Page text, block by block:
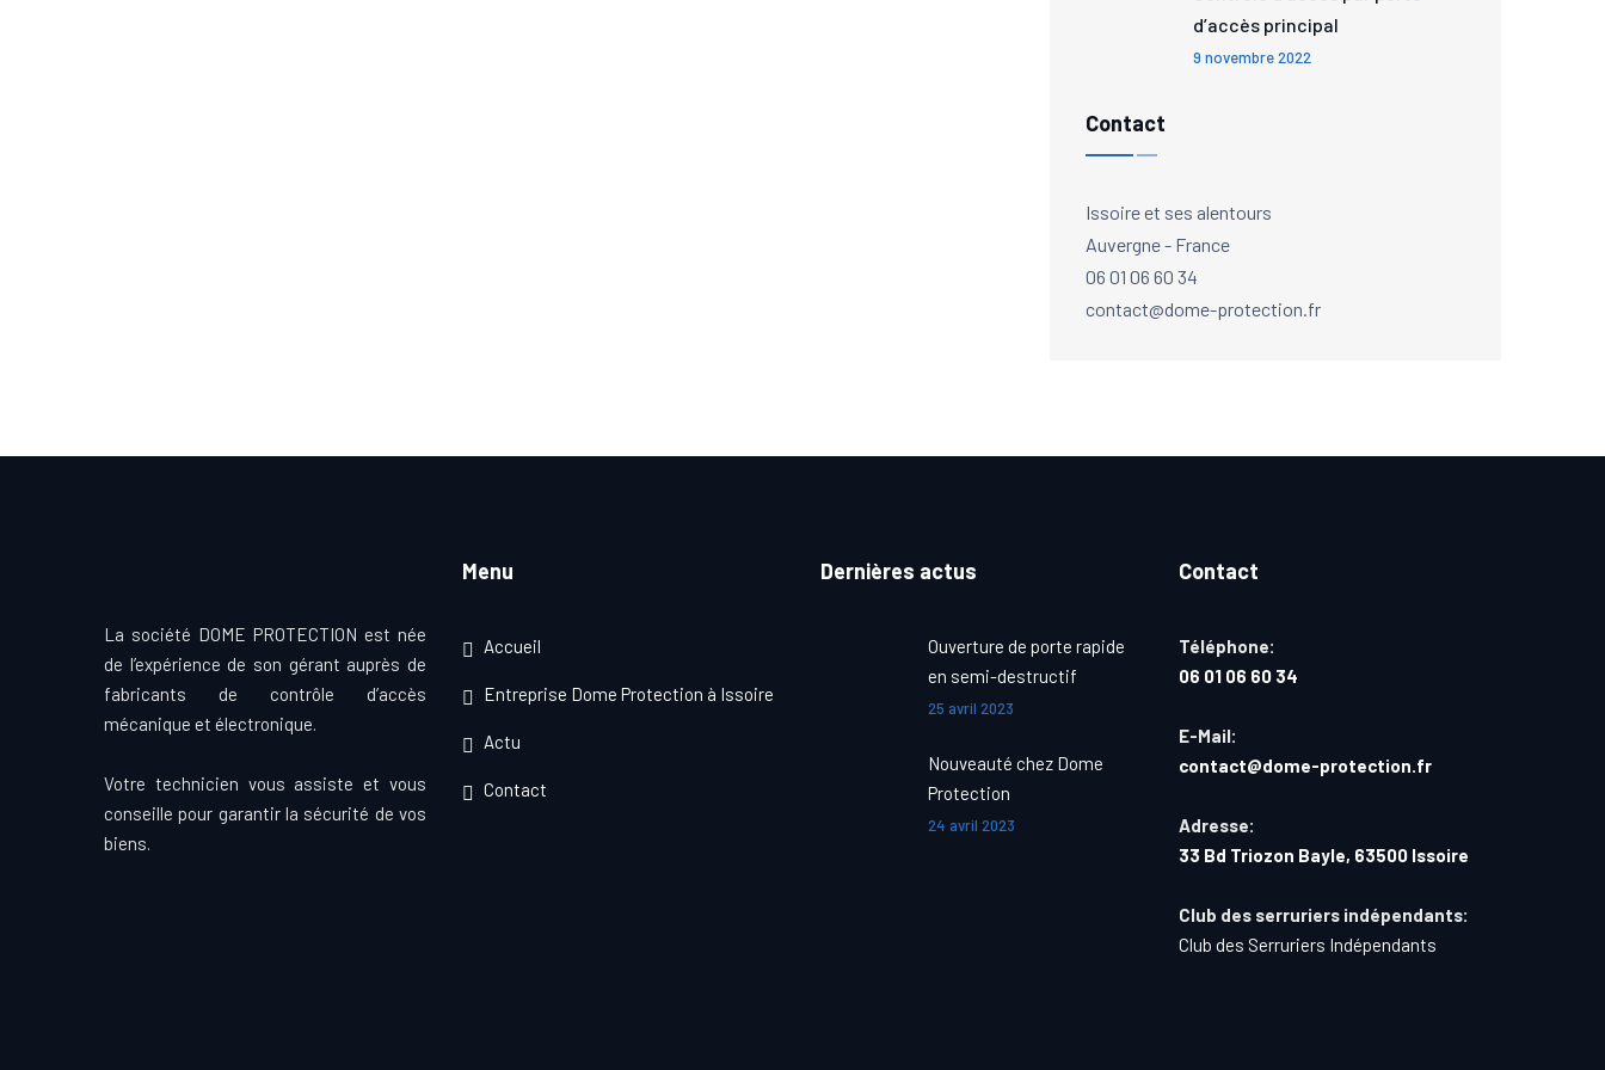
d’accès principal
9 novembre 2022
Contact
Issoire et ses alentours
Auvergne - France
06 01 06 60 34
contact@dome-protection.fr
La société DOME PROTECTION est née
de l’expérience de son gérant auprès de
fabricants de contrôle d’accès
mécanique et électronique.
Votre technicien vous assiste et vous
conseille pour garantir la sécurité de vos
biens.
Menu
Accueil
Entreprise Dome Protection à Issoire
Actu
Contact
Dernières actus
Ouverture de porte rapide
en semi-destructif
25 avril 2023
Nouveauté chez Dome
Protection
24 avril 2023
Contact
Téléphone:
06 01 06 60 34
E-Mail:
contact@dome-protection.fr
Adresse:
33 Bd Triozon Bayle, 63500 Issoire
Club des serruriers indépendants:
Club des Serruriers Indépendants